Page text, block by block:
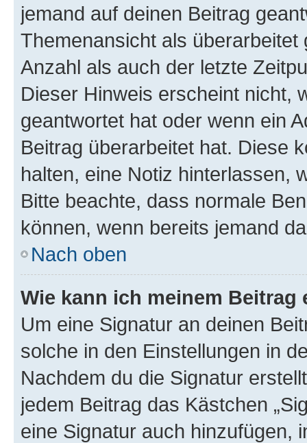
jemand auf deinen Beitrag
Themenansicht als
Anzahl als auch der letzte
Dieser Hinweis erscheint nicht,
geantwortet hat oder wenn ein
Beitrag überarbeitet hat. Diese
halten, eine Notiz hinterlassen,
Bitte beachte, dass normale
können, wenn bereits jemand
Nach oben
Wie kann ich meinem
Um eine Signatur an deinen
solche in den Einstellungen in
Nachdem du die Signatur
jedem Beitrag das Kästchen
eine Signatur auch hinzufügen,